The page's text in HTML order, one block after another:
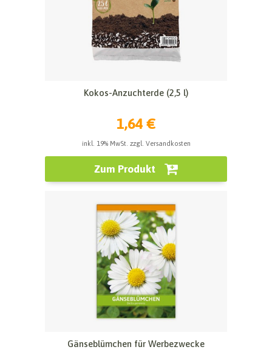
Kokos-Anzuchterde (2,5 l)
1,64 €
inkl. 19% MwSt. zzgl. Versandkosten
Zum Produkt
Gänseblümchen für Werbezwecke